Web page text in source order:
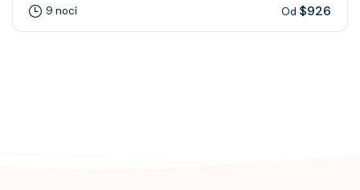
9 nocí Od $926